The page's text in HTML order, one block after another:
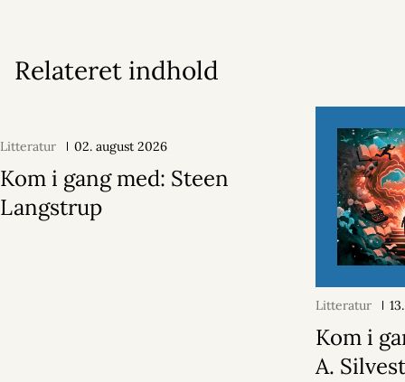
Relateret indhold
Litteratur 02. august 2026
Kom i gang med: Steen
Langstrup
Litteratur
Kom i
A.